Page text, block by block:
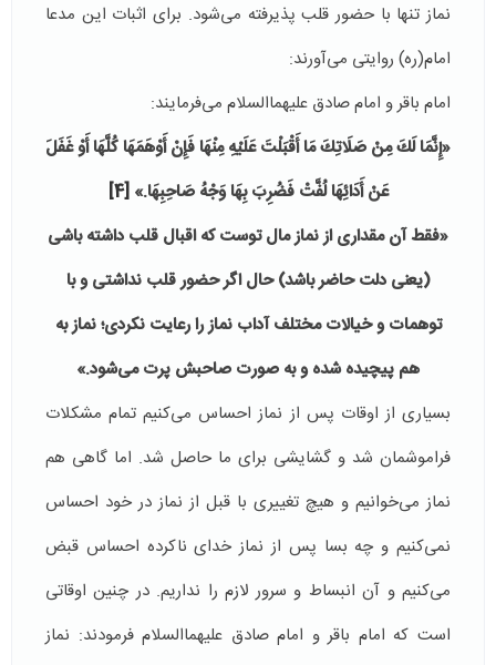
نماز تنها با حضور قلب پذیرفته می‌شود. برای اثبات این مدعا
امام(ره) روایتی می‌آورند:
امام باقر و امام صادق علیهما‌السلام می‌فرمایند:
«إِنَّمَا لَكَ مِنْ صَلَاتِكَ‏ مَا أَقْبَلْتَ عَلَيْهِ مِنْهَا فَإِنْ أَوْهَمَهَا كُلَّهَا أَوْ غَفَلَ
عَنْ أَدَائِهَا لُفَّتْ فَضُرِبَ بِهَا وَجْهُ صَاحِبِهَا.»[4]
«فقط آن مقداری از نماز مال توست که اقبال قلب داشته باشی
(یعنی دلت حاضر باشد) حال اگر حضور قلب نداشتی و با
توهمات و خیالات مختلف آداب نماز را رعایت نکردی؛ نماز به
هم پیچیده شده و به صورت صاحبش پرت می‌شود.»
بسیاری از اوقات پس از نماز احساس می‌کنیم تمام مشکلات
فراموشمان شد و گشایشی برای ما حاصل شد. اما گاهی هم
نماز می‌خوانیم و هیچ تغییری با قبل از نماز در خود احساس
نمی‌کنیم و چه بسا پس از نماز خدای ناکرده احساس قبض
می‌کنیم و آن انبساط و سرور لازم را نداریم. در چنین اوقاتی
است که امام باقر و امام صادق علیهما‌السلام فرمودند: نماز